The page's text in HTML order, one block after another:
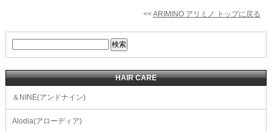
<<ARIMINO アリミノ トップに戻る
HAIR CARE
＆NINE(アンドナイン)
Alodia(アローディア)